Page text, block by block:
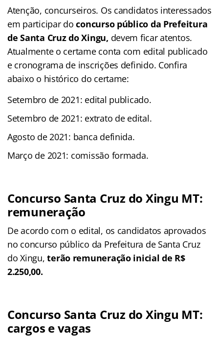
Atenção, concurseiros. Os candidatos interessados
em participar doconcurso público da Prefeitura
de Santa Cruz do Xingu, devem ficar atentos.
Atualmente o certame conta com edital publicado
e cronograma de inscrições definido. Confira
abaixo o histórico do certame:
Setembro de 2021: edital publicado.
Setembro de 2021: extrato de edital.
Agosto de 2021: banca definida.
Março de 2021: comissão formada.
Concurso Santa Cruz do Xingu MT:
remuneração
De acordo com o edital, os candidatos aprovados
no concurso público da Prefeitura de Santa Cruz
do Xingu,terão remuneração inicial de R$
2.250,00.
Concurso Santa Cruz do Xingu MT:
cargos e vagas